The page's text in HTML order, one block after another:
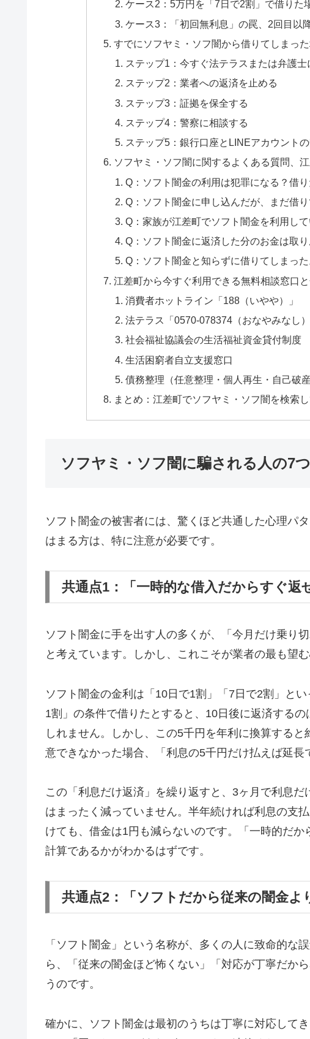
ケース2：5万円を「7日で2割」で借りた
ケース3：「初回無利息」の罠、2回目以
すでにソフヤミ・ソフ闇から借りてしまっ
ステップ1：今すぐ法テラスまたは弁護士
ステップ2：業者への返済を止める
ステップ3：証拠を保全する
ステップ4：警察に相談する
ステップ5：銀行口座とLINEアカウント
ソフヤミ・ソフ闇に関するよくある質問、
Q：ソフト闇金の利用は犯罪になる？借
Q：ソフト闇金に申し込んだが、まだ借
Q：家族が江差町でソフト闇金を利用し
Q：ソフト闇金に返済した分のお金は取り
Q：ソフト闇金と知らずに借りてしまっ
江差町から今すぐ利用できる無料相談窓口
消費者ホットライン「188（いやや）」
法テラス「0570-078374（おなやみなし）
社会福祉協議会の生活福祉資金貸付制度
生活困窮者自立支援窓口
債務整理（任意整理・個人再生・自己破産
まとめ：江差町でソフヤミ・ソフ闇を検索
ソフヤミ・ソフ闇に騙される人の7
ソフト闇金の被害者には、驚くほど共通した心理パ
はまる方は、特に注意が必要です。
共通点1：「一時的な借入だからすぐ返
ソフト闇金に手を出す人の多くが、「今月だけ乗り
と考えています。しかし、これこそが業者の最も望む
ソフト闇金の金利は「10日で1割」「7日で2割」と
1割」の条件で借りたとすると、10日後に返済する
しれません。しかし、この5千円を年利に換算する
意できなかった場合、「利息の5千円だけ払えば延長
この「利息だけ返済」を繰り返すと、3ヶ月で利息
はまったく減っていません。半年続ければ利息の支
けても、借金は1円も減らないのです。「一時的だ
計算であるかがわかるはずです。
共通点2：「ソフトだから従来の闇金よ
「ソフト闇金」という名称が、多くの人に致命的な
ら、「従来の闇金ほど怖くない」「対応が丁寧だか
うのです。
確かに、ソフト闇金は最初のうちは丁寧に対応して